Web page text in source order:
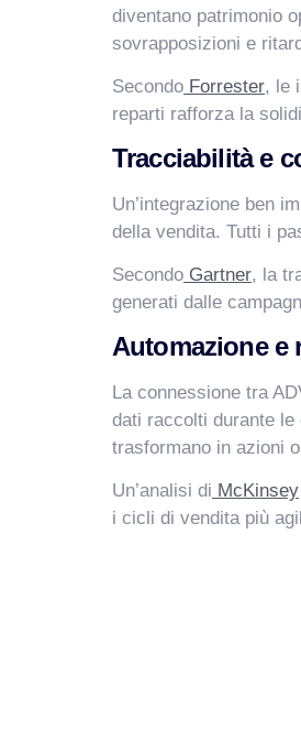
diventano patrimonio
sovrapposizioni e
Secondo Forrester, le
reparti rafforza la
Tracciabilità e
Un’integrazione ben
della vendita. Tutti i
Secondo Gartner, la
generati dalle
Automazione e
La connessione tra
dati raccolti durante
trasformano in azioni
Un’analisi di McKinsey
i cicli di vendita più